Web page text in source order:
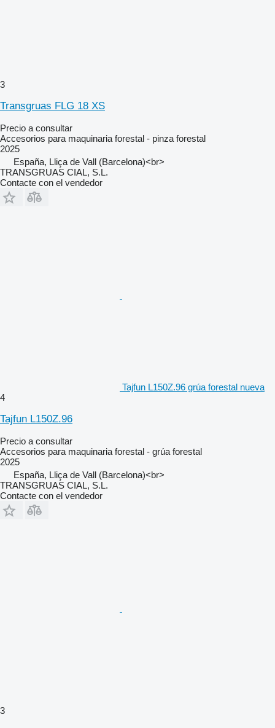
3
Transgruas FLG 18 XS
Precio a consultar
Accesorios para maquinaria forestal - pinza forestal
2025
España, Lliça de Vall (Barcelona)<br>
TRANSGRUAS CIAL, S.L.
Contacte con el vendedor
Tajfun L150Z.96 grúa forestal nueva
4
Tajfun L150Z.96
Precio a consultar
Accesorios para maquinaria forestal - grúa forestal
2025
España, Lliça de Vall (Barcelona)<br>
TRANSGRUAS CIAL, S.L.
Contacte con el vendedor
3